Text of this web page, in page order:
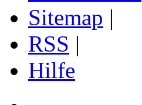
Sitemap |
RSS |
Hilfe